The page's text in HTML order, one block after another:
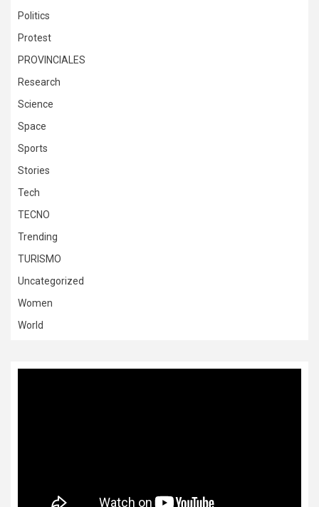
Politics
Protest
PROVINCIALES
Research
Science
Space
Sports
Stories
Tech
TECNO
Trending
TURISMO
Uncategorized
Women
World